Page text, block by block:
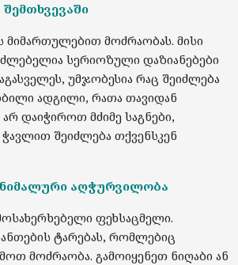
მოძრაობას. მისი
სერიოზული დაზიანებები
უმჯობესია რაც შეიძლება
ადგილი, რათა თავიდან
დაიჭიროთ მძიმე საგნები,
შეიძლება თქვენსკენ
აღჭურვილობა
ფეხსაცმელი.
ტარებას, რომლებიც
მოძრაობა. გამოიყენეთ ნიღაბი ან